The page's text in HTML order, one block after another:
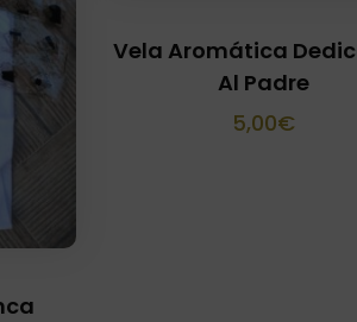
Vela Aromática
Al Padre
5,00€